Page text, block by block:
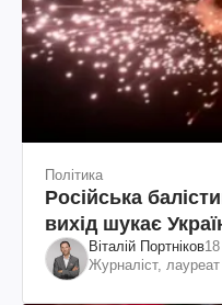
Політика
Російська
вихід шукає
Віталій Портніков
Журналіст, лауреат